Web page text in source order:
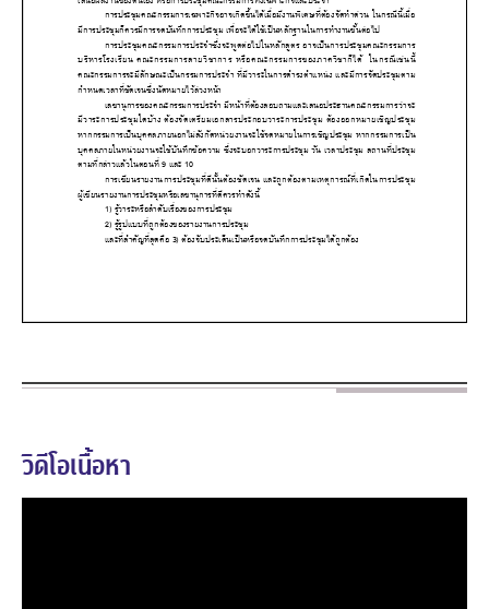
วิดีโอเนื้อหา